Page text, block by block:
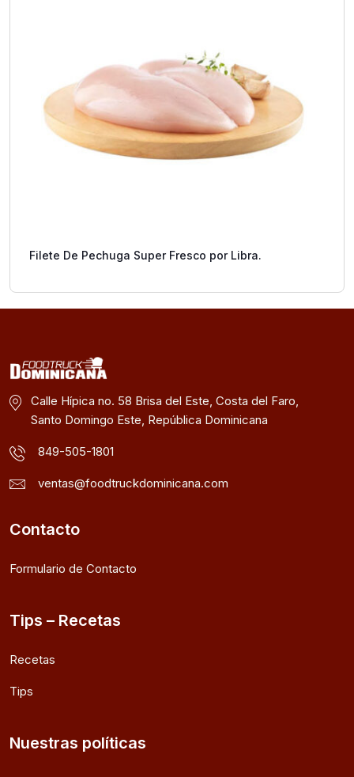
Filete De Pechuga Super Fresco por Libra.
Calle Hípica no. 58 Brisa del Este, Costa del Faro,
Santo Domingo Este, República Dominicana
849-505-1801
ventas@foodtruckdominicana.com
Contacto
Formulario de Contacto
Tips – Recetas
Recetas
Tips
Nuestras políticas